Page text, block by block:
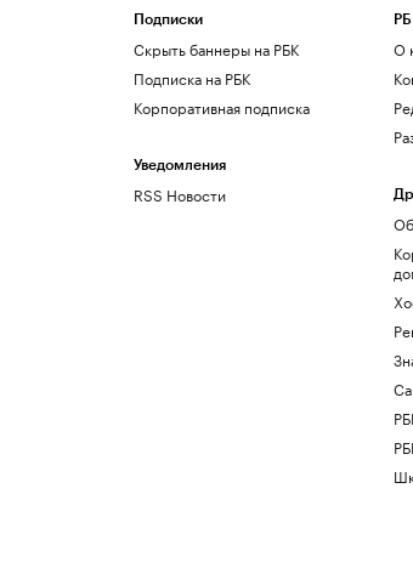
Подписки
Скрыть баннеры на РБК
Подписка на РБК
Корпоративная подписка
Уведомления
RSS Новости
О